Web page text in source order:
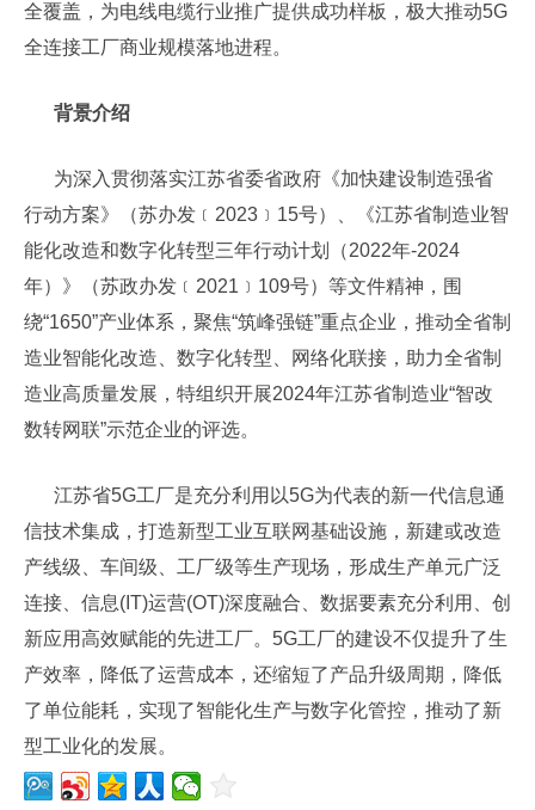
全覆盖，为电线电缆行业推广提供成功样板，极大推动5G
全连接工厂商业规模落地进程。
背景介绍
为深入贯彻落实江苏省委省政府《加快建设制造强省
行动方案》（苏办发﹝2023﹞15号）、《江苏省制造业智
能化改造和数字化转型三年行动计划（2022年-2024
年）》（苏政办发﹝2021﹞109号）等文件精神，围
绕“1650”产业体系，聚焦“筑峰强链”重点企业，推动全省制
造业智能化改造、数字化转型、网络化联接，助力全省制
造业高质量发展，特组织开展2024年江苏省制造业“智改
数转网联”示范企业的评选。
江苏省5G工厂是充分利用以5G为代表的新一代信息通
信技术集成，‌打造新型工业互联网基础设施，‌新建或改造
产线级、‌车间级、‌工厂级等生产现场，‌形成生产单元广泛
连接、‌信息(IT)运营(OT)深度融合、‌数据要素充分利用、‌创
新应用高效赋能的先进工厂。‌‌5G工厂的建设不仅提升了生
产效率，‌降低了运营成本，‌还缩短了产品升级周期，‌降低
了单位能耗，‌实现了智能化生产与数字化管控，‌推动了新
型工业化的发展。‌